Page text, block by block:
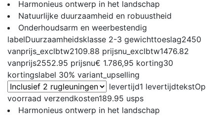
Harmonieus ontwerp in het landschap
Natuurlijke duurzaamheid en robuustheid
Onderhoudsarm en weerbestendig
labelDuurzaamheidsklasse 2-3 gewichttoeslag2450
vanprijs_exclbtw2109.88 prijsnu_exclbtw1476.82
vanprijs2552.95 prijsnu€ 1.786,95 korting30
kortingslabel 30% variant_upselling
levertijd1 levertijdtekstOp
voorraad verzendkosten189.95 usps
Harmonieus ontwerp in het landschap